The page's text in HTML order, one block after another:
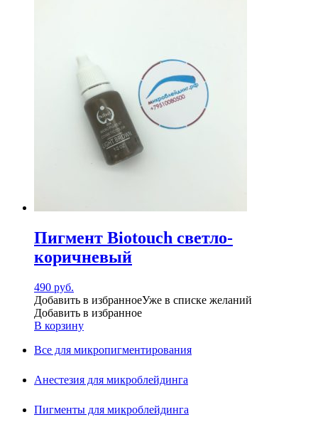
Пигмент Biotouch светло-
коричневый
490 руб.
Добавить в избранноеУже в списке желаний
Добавить в избранное
В корзину
Все для микропигментирования
Анестезия для микроблейдинга
Пигменты для микроблейдинга